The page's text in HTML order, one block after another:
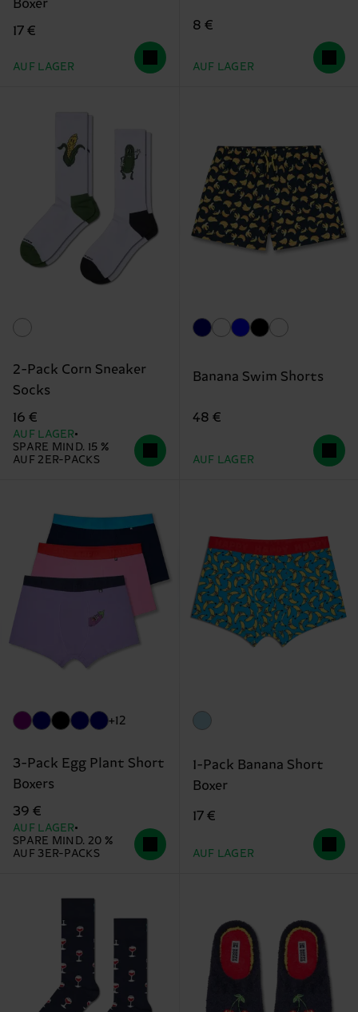
Boxer
17 €
AUF LAGER
8 €
AUF LAGER
2-Pack Corn Sneaker
Socks
16 €
AUF LAGER
SPARE MIND. 15 %
AUF 2ER-PACKS
Banana Swim Shorts
48 €
AUF LAGER
+12
3-Pack Egg Plant Short
Boxers
39 €
AUF LAGER
SPARE MIND. 20 %
AUF 3ER-PACKS
1-Pack Banana Short
Boxer
17 €
AUF LAGER